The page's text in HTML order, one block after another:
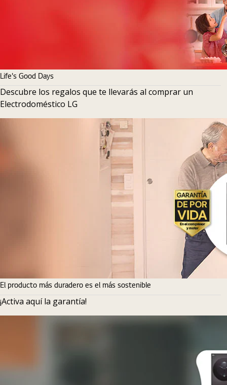
Life's Good Days
Descubre los regalos que te llevarás al comprar un
Electrodoméstico LG
El producto más duradero es el más sostenible
¡Activa aquí la garantía!